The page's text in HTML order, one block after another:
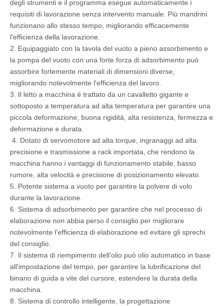
degli strumenti e il programma esegue automaticamente i
requisiti di lavorazione senza intervento manuale. Più mandrini
funzionano allo stesso tempo, migliorando efficacemente
l'efficienza della lavorazione.
2. Equipaggiato con la tavola del vuoto a pieno assorbimento e
la pompa del vuoto con una forte forza di adsorbimento può
assorbire fortemente materiali di dimensioni diverse,
migliorando notevolmente l'efficienza del lavoro.
3. Il letto a macchina è trattato da un cavalletto gigante e
sottoposto a temperatura ad alta temperatura per garantire una
piccola deformazione, buona rigidità, alta resistenza, fermezza e
deformazione e durata.
4. Dotato di servomotore ad alta torque, ingranaggi ad alta
precisione e trasmissione a rack importata, che rendono la
macchina hanno i vantaggi di funzionamento stabile, basso
rumore, alta velocità e precisione di posizionamento elevato.
5. Potente sistema a vuoto per garantire la polvere di volo
durante la lavorazione.
6. Sistema di adsorbimento per garantire che nel processo di
elaborazione non abbia perso il consiglio per migliorare
notevolmente l'efficienza di elaborazione ed evitare gli sprechi
del consiglio.
7. Il sistema di riempimento dell'olio può olio automatico in base
all'impostazione del tempo, per garantire la lubrificazione del
binario di guida a vite del cursore, estendere la durata della
macchina.
8. Sistema di controllo intelligente, la progettazione